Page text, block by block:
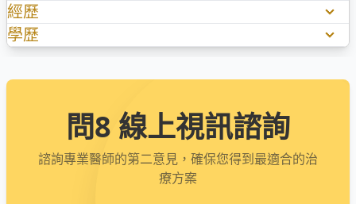
中西醫整合婦科疾病治療​
不孕、感染、月經異常
經痛、子宮內膜異位
經歷
中華民國婦產科專科醫師
台灣醫用超音波學會會員
​中華民國美容醫學醫學會會員
韓國頭皮專科醫學榮譽會員
學歷
問8 線上視訊諮詢
諮詢專業醫師的第二意見，確保您得到最適合的治
療方案